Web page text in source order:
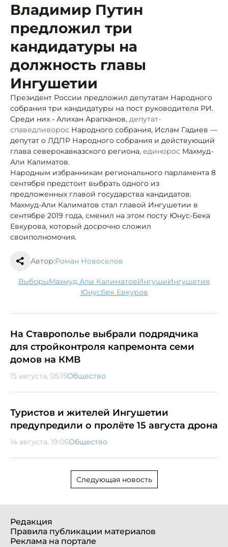
Владимир Путин
предложил три
кандидатуры на
должность главы
Ингушетии
Президент России предложил депутатам Народного
собрания три кандидатуры на пост руководителя РИ.
Среди них - Алихан Арапханов, депутат-
спаведливорос Народного собрания, Ислам Гадиев —
депутат о ЛДПР Народного собрания и действующий
глава северокавказского региона, единорос Махмуд-
Али Калиматов.
Народным избранникам регионального парламента 8
сентября предстоит выбрать одного из
предложенных главой государства кандидатов.
Махмуд-Али Калиматов стал главой Ингушетии в
сентябре 2019 года, сменил на этом посту Юнус-Бека
Евкурова, который досрочно сложил
своиполномочия.
Автор:Роман Новоселов
выборы Махмуд Али Калиматов ингуши
Ингушетия
ЮнусБек Евкуров
На Ставрополье выбрали подрядчика
для стройконтроля капремонта семи
домов на КМВ
15 августа, 05:15Общество
Туристов и жителей Ингушетии
предупредили о пролёте 15 августа дрона
14 августа, 19:06Общество
Следующая новость
Редакция
Правила публикации материалов
Реклама на портале